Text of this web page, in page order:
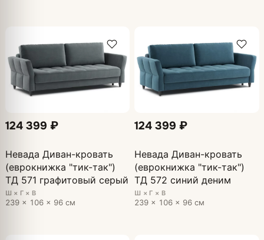
124 399 ₽
Невада Диван-кровать
(еврокнижка "тик-так")
ТД 571 графитовый серый
Ш × Г × В
239 × 106 × 96 см
124 399 ₽
Невада Диван-кровать
(еврокнижка "тик-так")
ТД 572 синий деним
Ш × Г × В
239 × 106 × 96 см